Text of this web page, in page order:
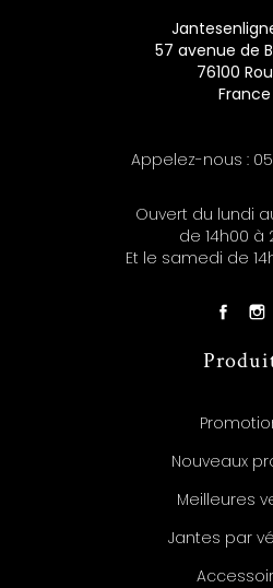
57 avenue de
76100
France
Appelez-nous :
Ouvert du lundi
de 14h00 à
Et le samedi de
Nouveaux
Meilleures
Jantes par